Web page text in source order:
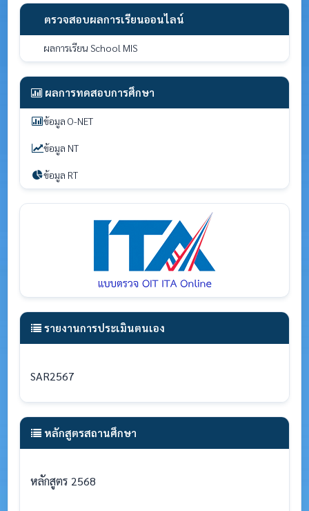
ตรวจสอบผลการเรียนออนไลน์
ผลการเรียน School MIS
ผลการทดสอบการศึกษา
ข้อมูล O-NET
ข้อมูล NT
ข้อมูล RT
รายงานการประเมินตนเอง
SAR2567
หลักสูตรสถานศึกษา
หลักสูตร 2568